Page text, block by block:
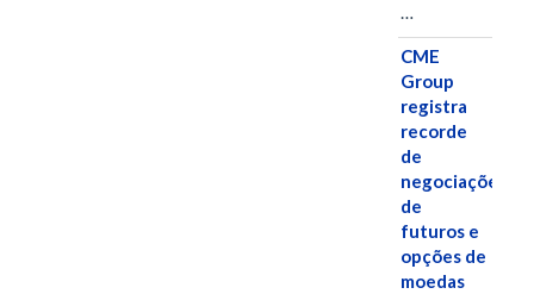
…
CME
Group
registra
recorde
de
negociações
de
futuros e
opções de
moedas